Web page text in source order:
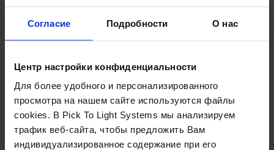
Согласие Подробности О нас
Центр настройки конфиденциальности
Для более удобного и персонализированного
просмотра на нашем сайте используются файлы
cookies. В Pick To Light Systems мы анализируем
трафик веб-сайта, чтобы предложить Вам
индивидуализированное содержание при его
Посмотрите видео установки!
ЗАПРОСИТЬ ИНФОРМАЦИЮ
ПРОЕКТ ВНЕДРЕН НА
Компания Brico Privé, специализирующаяся на товарах для